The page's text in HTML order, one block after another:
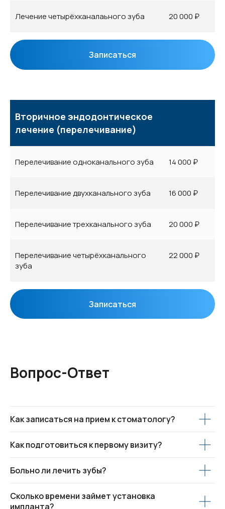
Лечение четырёхканалаьного зуба 20 000 ₽
Записаться
Вторичное эндодонтическое
лечение (перелечивание)
Перелечивание одноканального зуба 14 000 ₽
Перелечивание двухканального зуба 16 000 ₽
Перелечивание трехканального зуба 20 000 ₽
Перелечивание четырёхканального
зуба
22 000 ₽
Записаться
Вопрос-Ответ
Как записаться на прием к стоматологу?
Как подготовиться к первому визиту?
Больно ли лечить зубы?
Сколько времени займет установка
импланта?